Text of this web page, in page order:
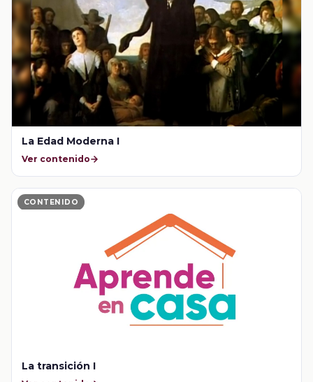
La Edad Moderna I
Ver contenido
CONTENIDO
La transición I